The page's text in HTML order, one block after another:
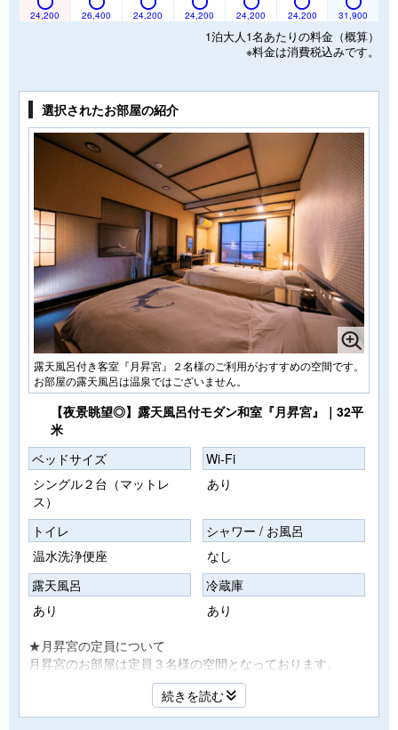
24,200 26,400 24,200 24,200 24,200 24,200 31,900
1泊大人1名あたりの料金（概算）
※料金は消費税込みです。
選択されたお部屋の紹介
露天風呂付き客室『月昇宮』２名様のご利用がおすすめの空間です。
お部屋の露天風呂は温泉ではございません。
【夜景眺望◎】露天風呂付モダン和室『月昇宮』｜32平
米
ベッドサイズ
シングル２台（マットレ
ス）
Wi-Fi
あり
トイレ
温水洗浄便座
シャワー / お風呂
なし
露天風呂
あり
冷蔵庫
あり
★月昇宮の定員について
月昇宮のお部屋は定員３名様の空間となっております。
あいにくお子様を含んだ3名様以上で1部屋のご利用の場合は
手狭になります。ただし、お客様のご意見やご要望で設定を
させて頂いております。ご了承の程宜しくお願い申し上げま
続きを読む